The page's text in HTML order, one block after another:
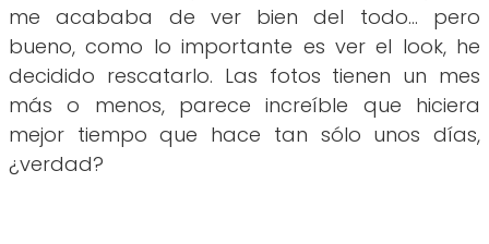
me acababa de ver bien del todo... pero
bueno, como lo importante es ver el look, he
decidido rescatarlo. Las fotos tienen un mes
más o menos, parece increíble que hiciera
mejor tiempo que hace tan sólo unos días,
¿verdad?